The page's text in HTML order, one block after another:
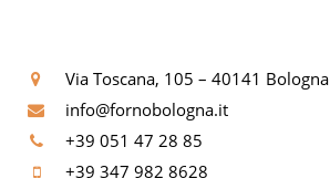
Via Toscana, 105 – 40141 Bologna
info@fornobologna.it
+39 051 47 28 85
+39 347 982 8628